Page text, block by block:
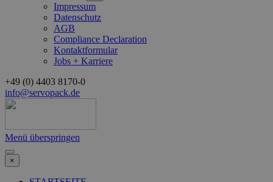
Impressum
Datenschutz
AGB
Compliance Declaration
Kontaktformular
Jobs + Karriere
+49 (0) 4403 8170-0
info@servopack.de
Menü überspringen
×